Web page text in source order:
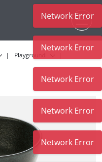
Playground
Network Error
Network Error
Network Error
Network Error
Network Error